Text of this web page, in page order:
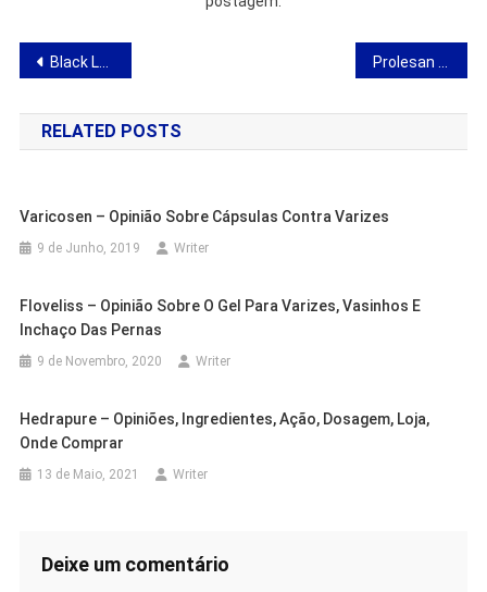
Navegação
de
artigos
Black Latte – opinião sobre uma bebida de emagrecimento
RELATED POSTS
Varicosen – Opinião Sobre Cápsulas Contra Varizes
9 de Junho, 2019 Writer
Floveliss – Opinião Sobre O Gel Para Varizes, Vasinhos E
Inchaço Das Pernas
9 de Novembro, 2020 Writer
Hedrapure – Opiniões, Ingredientes, Ação, Dosagem, Loja,
Onde Comprar
13 de Maio, 2021 Writer
Deixe um comentário